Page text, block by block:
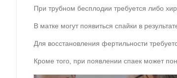
При трубном бесплодии требуется либо
В матке могут появиться спайки в
Для восстановления фертильности
Кроме того, при появлении спаек может